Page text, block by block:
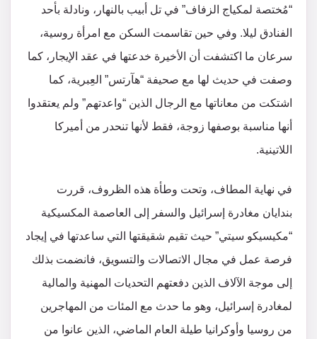
“مُختصة لمكياج الزفاف” في تل أبيب بالنهار، ونادلة بأحد
الفنادق ليلا. وفي حين تقاسمت السكن مع امرأة روسية،
سرعان ما اكتشفت أن الأخيرة خدعتها في عقد الإيجار، كما
وصفت في حديث لها مع صحيفة “هآرتس” العِبرية، كما
اشتكت من معاناتها مع الرجال الذين “واعدتهم” ولم يعتقدوا
أنها مناسبة بوصفها زوجة، فقط لأنها تنحدر من أميركا
اللاتينية.
في نهاية المطاف، وتحت وطأة هذه الظروف، قررت
بندايان مغادرة إسرائيل والسفر إلى العاصمة المكسيكية
“مكيسيكو سيتي” حيث تقيم شقيقتها التي ساعدتها في إيجاد
فرصة عمل في مجال الاتصالات والتسويق، فانضمت بذلك
إلى موجة الآلاف الذين دفعتهم التحديات المهنية والمالية
لمغادرة إسرائيل، وهو ما حدث مع المئات من المهاجرين
من روسيا وأوكرانيا طيلة العام الماضي، الذين عانوا من